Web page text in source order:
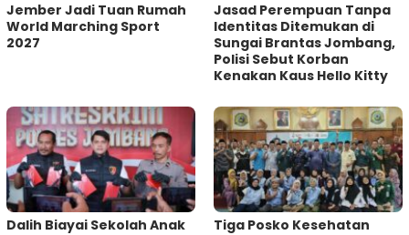
Jember Jadi Tuan Rumah
World Marching Sport
2027
Jasad Perempuan Tanpa
Identitas Ditemukan di
Sungai Brantas Jombang,
Polisi Sebut Korban
Kenakan Kaus Hello Kitty
Dalih Biayai Sekolah Anak
Tiga Posko Kesehatan